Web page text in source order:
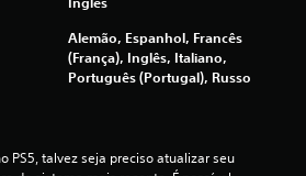
i
a
Alemão, Espanhol, Francês
(França), Inglês, Italiano,
Português (Portugal), Russo
PS5, talvez seja preciso atualizar seu